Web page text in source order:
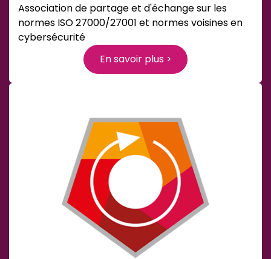
Association de partage et d'échange sur les
normes ISO 27000/27001 et normes voisines en
cybersécurité
En savoir plus >